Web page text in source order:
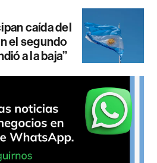
caída del
el segundo
a la baja”